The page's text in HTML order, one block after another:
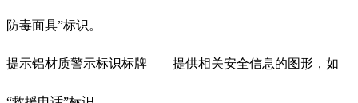
防毒面具”标识。
提示铝材质警示标识标牌——提供相关安全信息的图形，如